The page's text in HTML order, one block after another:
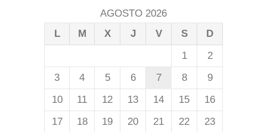
AGOSTO 2026
L
M X J V S
D
1
2
3
4 5 6 7 8
9
10
11 12 13 14 15
16
17
18 19 20 21 22
23